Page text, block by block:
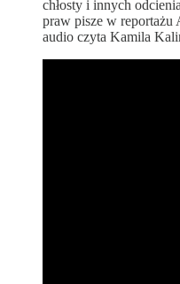
chłosty i innych
praw pisze w reportażu
audio czyta Kamila